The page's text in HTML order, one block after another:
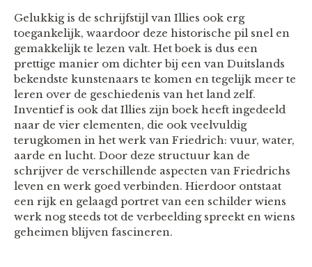
Gelukkig is de schrijfstijl van Illies ook erg
toegankelijk, waardoor deze historische pil snel en
gemakkelijk te lezen valt. Het boek is dus een
prettige manier om dichter bij een van Duitslands
bekendste kunstenaars te komen en tegelijk meer te
leren over de geschiedenis van het land zelf.
Inventief is ook dat Illies zijn boek heeft ingedeeld
naar de vier elementen, die ook veelvuldig
terugkomen in het werk van Friedrich: vuur, water,
aarde en lucht. Door deze structuur kan de
schrijver de verschillende aspecten van Friedrichs
leven en werk goed verbinden. Hierdoor ontstaat
een rijk en gelaagd portret van een schilder wiens
werk nog steeds tot de verbeelding spreekt en wiens
geheimen blijven fascineren.